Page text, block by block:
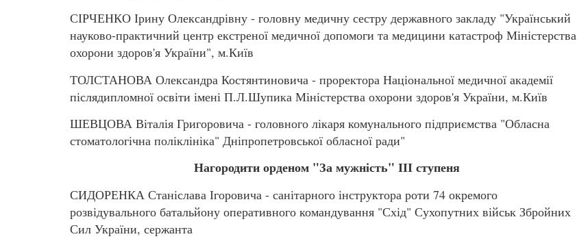
СІРЧЕНКО Ірину Олександрівну - головну медичну сестру державного закладу "Український
науково-практичний центр екстреної медичної допомоги та медицини катастроф Міністерства
охорони здоров'я України", м.Київ
ТОЛСТАНОВА Олександра Костянтиновича - проректора Національної медичної академії
післядипломної освіти імені П.Л.Шупика Міністерства охорони здоров'я України, м.Київ
ШЕВЦОВА Віталія Григоровича - головного лікаря комунального підприємства "Обласна
стоматологічна поліклініка" Дніпропетровської обласної ради"
Нагородити орденом "За мужність" ІІІ ступеня
СИДОРЕНКА Станіслава Ігоровича - санітарного інструктора роти 74 окремого
розвідувального батальйону оперативного командування "Схід" Сухопутних військ Збройних
Сил України, сержанта